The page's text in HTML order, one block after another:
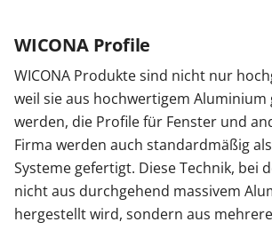
WICONA Profile
WICONA Produkte sind nicht nur
weil sie aus hochwertigem
werden, die Profile für Fenster und
Firma werden auch standardmäßig
Systeme gefertigt. Diese Technik, bei
nicht aus durchgehend massivem
hergestellt wird, sondern aus